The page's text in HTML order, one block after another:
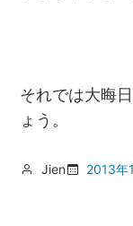
それでは大晦
ょう。
Jien 2013年